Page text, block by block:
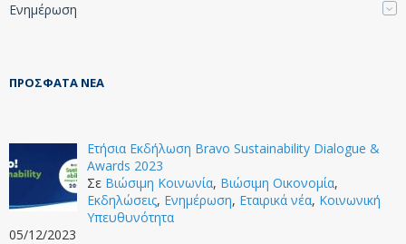
Ενημέρωση
ΠΡΌΣΦΑΤΑ ΝΈΑ
Ετήσια Εκδήλωση Bravo Sustainability Dialogue &
Awards 2023
Σε Βιώσιμη Κοινωνία, Βιώσιμη Οικονομία,
Εκδηλώσεις, Ενημέρωση, Εταιρικά νέα, Κοινωνική
Υπευθυνότητα
05/12/2023